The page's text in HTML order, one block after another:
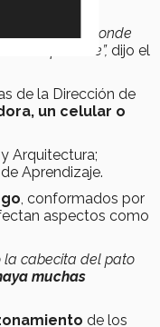
la localidad donde
a exponerse”, dijo el
de la Dirección de
un celular o
Arquitectura;
Aprendizaje.
, conformados por
aspectos como
la cabecita del pato
muchas
de los